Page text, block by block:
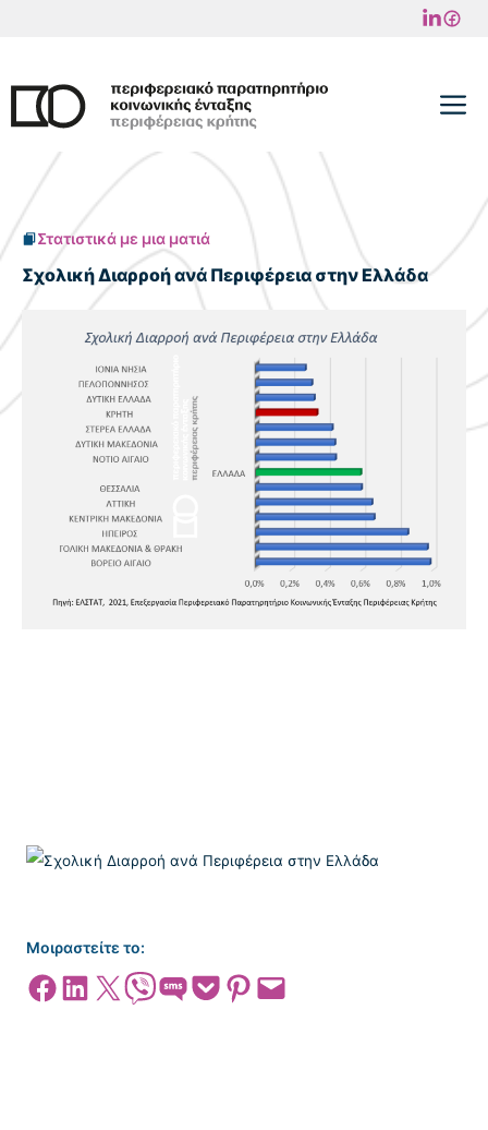
περιεχόμενο
Στατιστικά με μια ματιά
Σχολική Διαρροή ανά Περιφέρεια στην Ελλάδα
Μοιραστείτε το:
Share on Facebook
Share on LinkedIn
Share on X Share on ViberShare on SMSShare on Pocket
Share on Pinterest
Email this Page